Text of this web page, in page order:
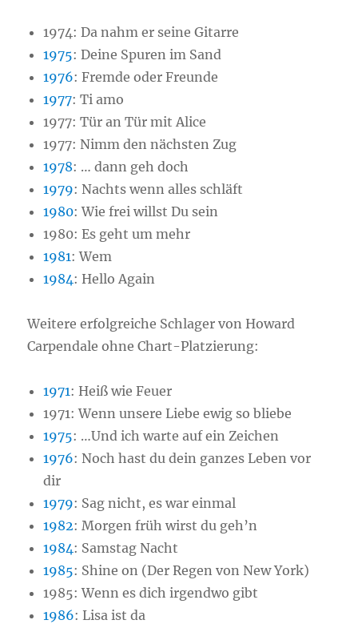
1974: Da nahm er seine Gitarre
1975: Deine Spuren im Sand
1976: Fremde oder Freunde
1977: Ti amo
1977: Tür an Tür mit Alice
1977: Nimm den nächsten Zug
1978: … dann geh doch
1979: Nachts wenn alles schläft
1980: Wie frei willst Du sein
1980: Es geht um mehr
1981: Wem
1984: Hello Again
Weitere erfolgreiche Schlager von Howard
Carpendale ohne Chart-Platzierung:
1971: Heiß wie Feuer
1971: Wenn unsere Liebe ewig so bliebe
1975: …Und ich warte auf ein Zeichen
1976: Noch hast du dein ganzes Leben vor
dir
1979: Sag nicht, es war einmal
1982: Morgen früh wirst du geh’n
1984: Samstag Nacht
1985: Shine on (Der Regen von New York)
1985: Wenn es dich irgendwo gibt
1986: Lisa ist da